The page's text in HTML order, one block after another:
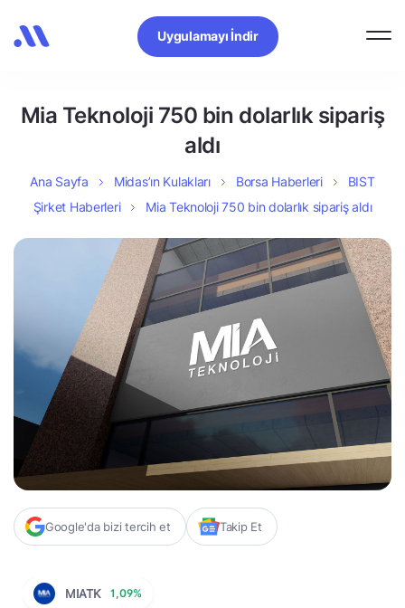
Uygulamayı İndir
Mia Teknoloji 750 bin dolarlık sipariş
aldı
Ana Sayfa Midas’ın Kulakları Borsa Haberleri
BIST
Şirket Haberleri
Mia Teknoloji 750 bin dolarlık sipariş aldı
Google'da bizi tercih et Takip Et
MIATK 1,09%